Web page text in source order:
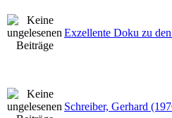
Exzellente Doku zu
Schreiber, Gerhard